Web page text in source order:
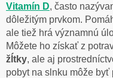
Vitamín D, často
dôležitým prvkom.
ale tiež hrá významnú
Môžete ho získať z
žĺtky, ale aj
pobyt na slnku môže